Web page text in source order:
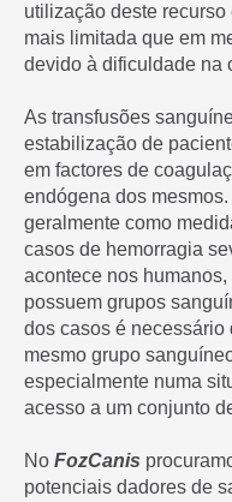
utilização deste
mais limitada que em
devido à dificuldade na
As transfusões
estabilização de
em factores de
endógena dos
geralmente como
casos de hemorragia
acontece nos
possuem grupos
dos casos é
mesmo grupo
especialmente numa
acesso a um conjunto
No FozCanis
potenciais dadores de